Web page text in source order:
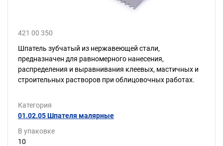
421 00 350
Шпатель зубчатый из нержавеющей стали,
предназначен для равномерного нанесения,
распределения и выравнивания клеевых, мастичных и
строительных растворов при облицовочных работах.
Категория
01.02.05 Шпателя малярные
В упаковке
10